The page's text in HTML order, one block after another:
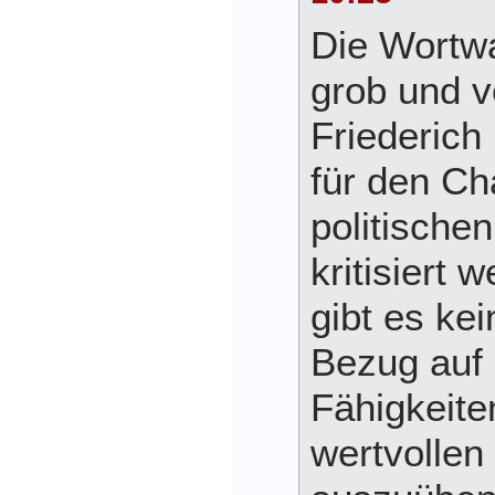
Die
grob und
für den
kritisiert
gibt es
Bezug